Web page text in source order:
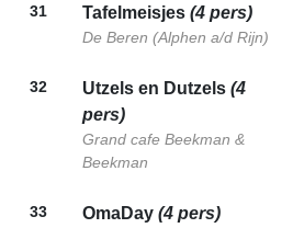
31 Tafelmeisjes (4 pers)
De Beren (Alphen a/d Rijn)
32 Utzels en Dutzels (4
pers)
Grand cafe Beekman &
Beekman
33 OmaDay (4 pers)